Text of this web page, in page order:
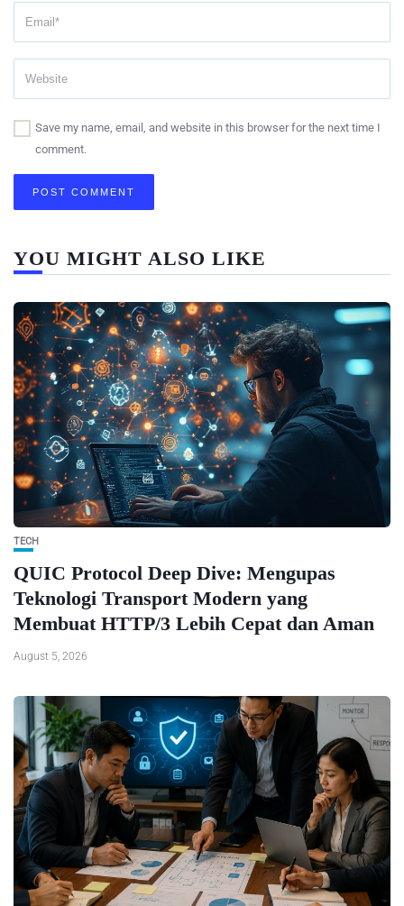
Save my name, email, and website in this browser for the next time I
comment.
YOU MIGHT ALSO LIKE
TECH
QUIC Protocol Deep Dive: Mengupas
Teknologi Transport Modern yang
Membuat HTTP/3 Lebih Cepat dan Aman
August 5, 2026